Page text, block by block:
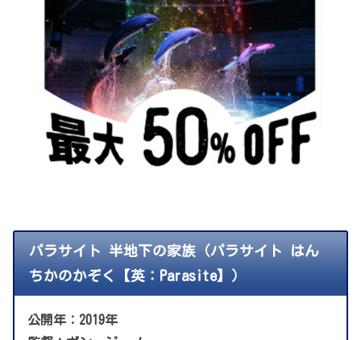
パラサイト 半地下の家族（パラサイト はん
ちかのかぞく【英：Parasite】）
公開年：2019年